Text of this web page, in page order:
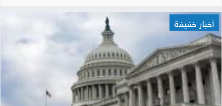
أخبار خفيفة